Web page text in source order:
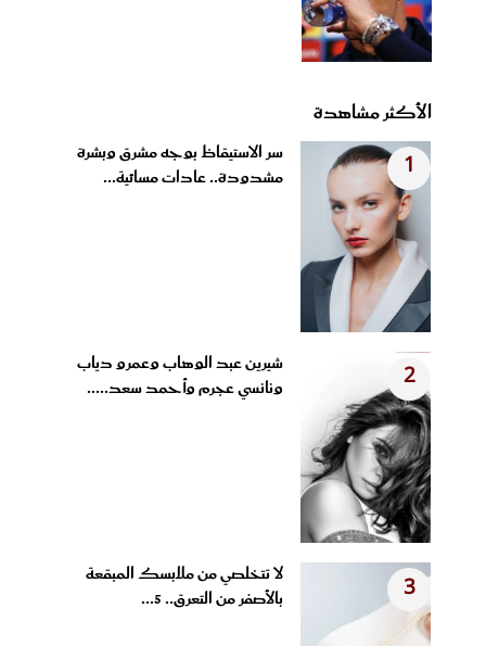
الأكثر مشاهدة
1
سر الاستيقاظ بوجه مشرق وبشرة
مشدودة.. عادات مسائية...
2
شيرين عبد الوهاب وعمرو دياب
ونانسي عجرم وأحمد سعد.....
3
لا تتخلصي من ملابسك المبقعة
بالأصفر من التعرق.. 5...